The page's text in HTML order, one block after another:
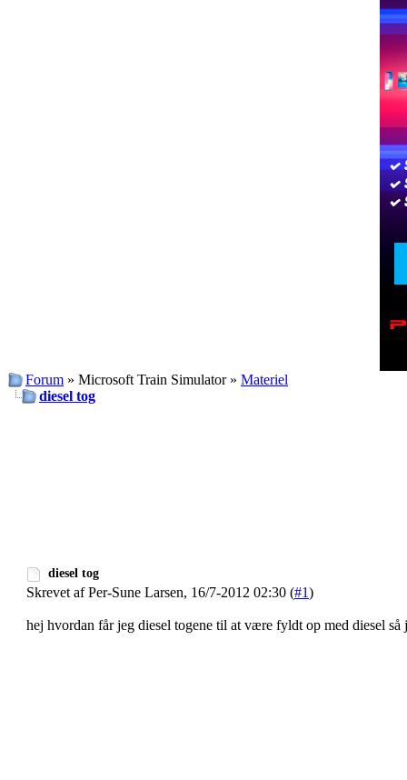
Forum » Microsoft Train Simulator » Materiel
diesel tog
diesel tog
Skrevet af Per-Sune Larsen, 16/7-2012 02:30 (#1)
hej hvordan får jeg diesel togene til at være fyldt op med diesel så